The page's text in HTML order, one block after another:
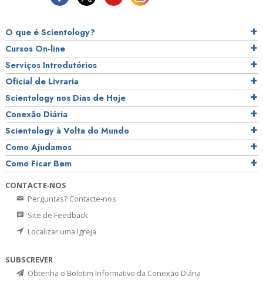
O que é Scientology?
Cursos On‑line
Serviços Introdutórios
Oficial de Livraria
Scientology nos Dias de Hoje
Conexão Diária
Scientology à Volta do Mundo
Como Ajudamos
Como Ficar Bem
CONTACTE‑NOS
Perguntas? Contacte‑nos
Site de Feedback
Localizar uma Igreja
SUBSCREVER
Obtenha o Boletim Informativo da Conexão Diária